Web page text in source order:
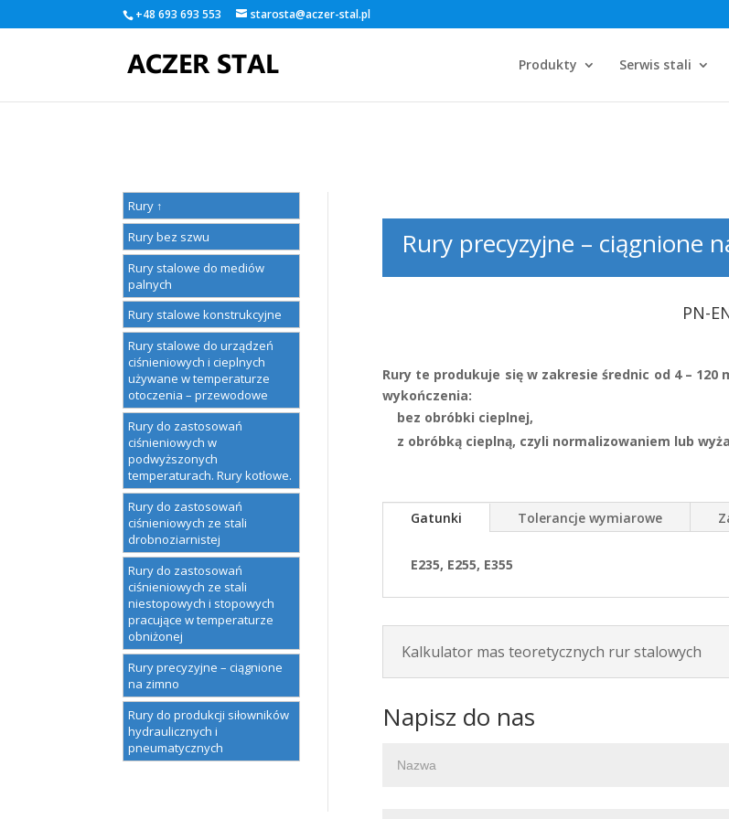
Warning: A non-numeric value encountered in/home/klient.dhosting.pl/kamildlugos/aczer-stal.pl/public_html/
+48 693 693 553 starosta@aczer-stal.pl
Produkty Serwis stali
Rury ↑
Rury bez szwu
Rury stalowe do mediów
palnych
Rury stalowe konstrukcyjne
Rury stalowe do urządzeń
ciśnieniowych i cieplnych
używane w temperaturze
otoczenia – przewodowe
Rury do zastosowań
ciśnieniowych w
podwyższonych
temperaturach. Rury kotłowe.
Rury do zastosowań
ciśnieniowych ze stali
drobnoziarnistej
Rury do zastosowań
ciśnieniowych ze stali
niestopowych i stopowych
pracujące w temperaturze
obniżonej
Rury precyzyjne – ciągnione
na zimno
Rury do produkcji siłowników
hydraulicznych i
pneumatycznych
Rury precyzyjne – ciągnione
PN-
Rury te produkuje się w zakresie średnic od 4 –
wykończenia:
bez obróbki cieplnej,
z obróbką cieplną, czyli normalizowaniem lub
Gatunki Tolerancje wymiarowe
E235, E255, E355
Kalkulator mas teoretycznych rur stalowych
Napisz do nas